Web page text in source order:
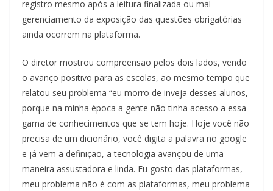
registro mesmo após a leitura finalizada ou mal
gerenciamento da exposição das questões obrigatórias
ainda ocorrem na plataforma.
O diretor mostrou compreensão pelos dois lados, vendo
o avanço positivo para as escolas, ao mesmo tempo que
relatou seu problema “eu morro de inveja desses alunos,
porque na minha época a gente não tinha acesso a essa
gama de conhecimentos que se tem hoje. Hoje você não
precisa de um dicionário, você digita a palavra no google
e já vem a definição, a tecnologia avançou de uma
maneira assustadora e linda. Eu gosto das plataformas,
meu problema não é com as plataformas, meu problema